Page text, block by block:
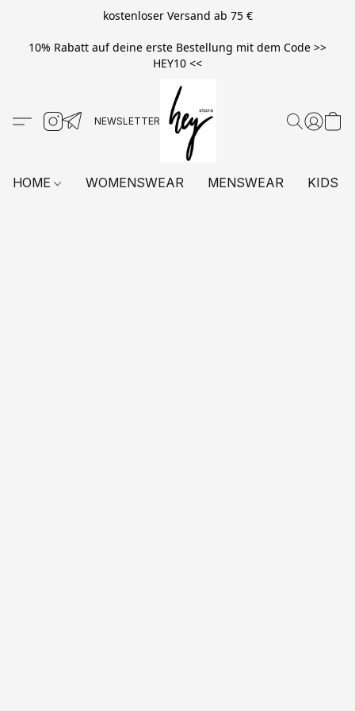
kostenloser Versand ab 75 €
10% Rabatt auf deine erste Bestellung mit dem Code >>
HEY10 <<
HOME WOMENSWEAR MENSWEAR KIDS